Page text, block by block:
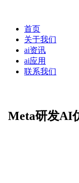
首页
关于我们
ai资讯
ai应用
联系我们
Meta研发AI